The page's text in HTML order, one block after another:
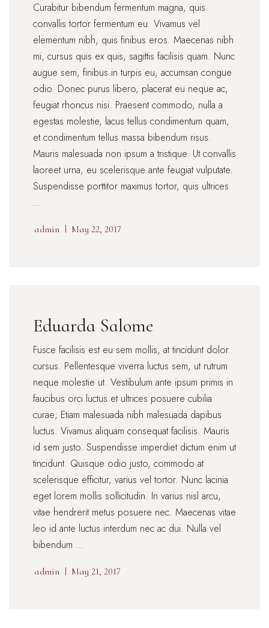
Curabitur bibendum fermentum magna, quis
convallis tortor fermentum eu. Vivamus vel
elementum nibh, quis finibus eros. Maecenas nibh
mi, cursus quis ex quis, sagittis facilisis quam. Nunc
augue sem, finibus in turpis eu, accumsan congue
odio. Donec purus libero, placerat eu neque ac,
feugiat rhoncus nisi. Praesent commodo, nulla a
egestas molestie, lacus tellus condimentum quam,
et condimentum tellus massa bibendum risus.
Mauris malesuada non ipsum a tristique. Ut convallis
laoreet urna, eu scelerisque ante feugiat vulputate.
Suspendisse porttitor maximus tortor, quis ultrices
…
admin May 22, 2017
Eduarda Salome
Fusce facilisis est eu sem mollis, at tincidunt dolor
cursus. Pellentesque viverra luctus sem, ut rutrum
neque molestie ut. Vestibulum ante ipsum primis in
faucibus orci luctus et ultrices posuere cubilia
curae; Etiam malesuada nibh malesuada dapibus
luctus. Vivamus aliquam consequat facilisis. Mauris
id sem justo. Suspendisse imperdiet dictum enim ut
tincidunt. Quisque odio justo, commodo at
scelerisque efficitur, varius vel tortor. Nunc lacinia
eget lorem mollis sollicitudin. In varius nisl arcu,
vitae hendrerit metus posuere nec. Maecenas vitae
leo id ante luctus interdum nec ac dui. Nulla vel
bibendum …
admin May 21, 2017